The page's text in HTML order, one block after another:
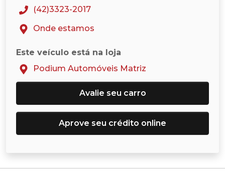
(42)3323-2017
Onde estamos
Este veículo está na loja
Podium Automóveis Matriz
Avalie seu carro
Aprove seu crédito online